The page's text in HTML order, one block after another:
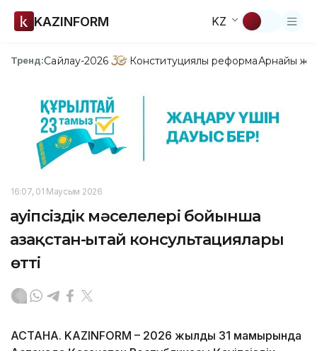
KAZINFORM KZ
Тренд:Сайлау-2026 Конституциялық реформаАрнайы
16:07, 01 Маусым 2026
Қауіпсіздік мәселелері бойынша
Қазақстан-Қытай консультациялары
өтті
АСТАНА. KAZINFORM – 2026 жылдың 31 мамырында